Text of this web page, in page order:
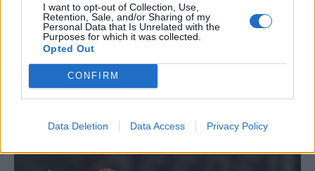
I want to opt-out of Collection, Use,
Retention, Sale, and/or Sharing of my
Personal Data that Is Unrelated with the
Purposes for which it was collected.
Opted Out
CONFIRM
Data Deletion Data Access Privacy Policy
lascia per cimentarsi con la B, a Empoli;
Okwonkwo, nonostante le ottime prestazioni, si
vede chiuso da Orsolini e va a Brescia (e il suo
addio fa felici forse solo i telecronisti della serie
A). Due giocatori non da primi slot della rosa, ma